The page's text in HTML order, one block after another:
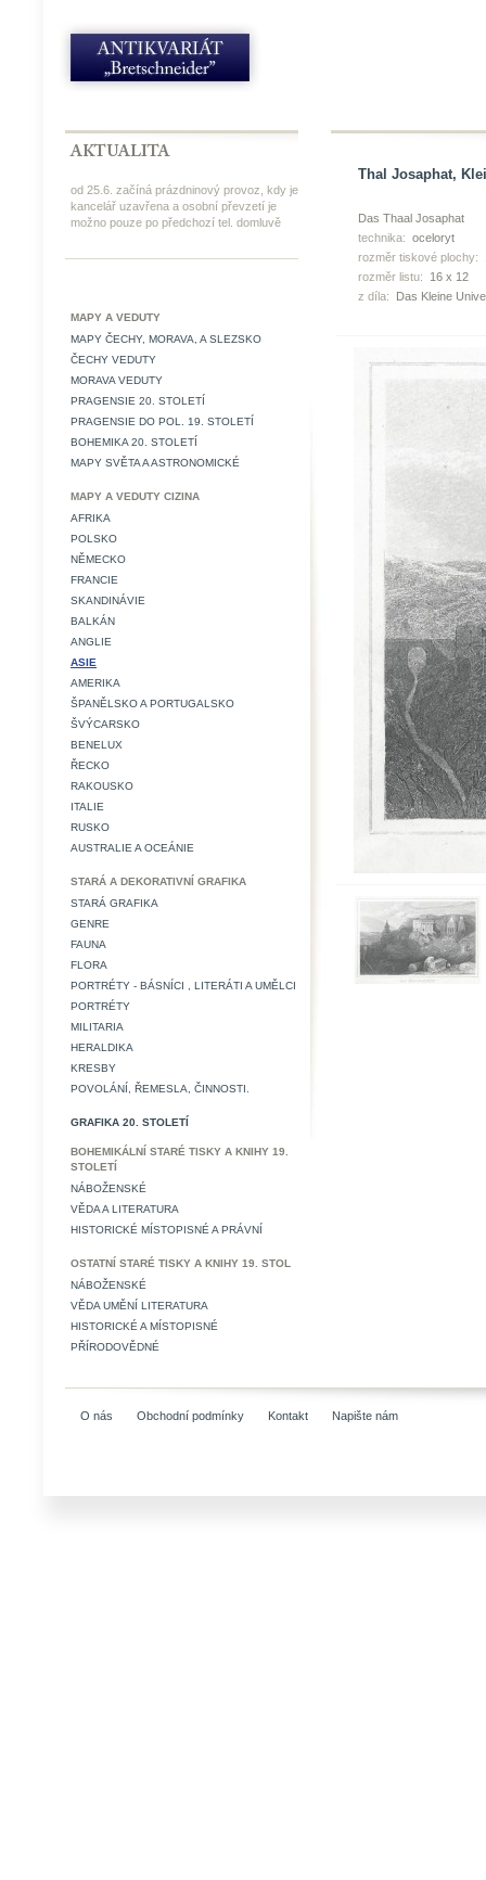
od 25.6. začíná prázdninový provoz, kdy je
kancelář uzavřena a osobní převzetí je
možno pouze po předchozí tel. domluvě
MAPY A VEDUTY
MAPY ČECHY, MORAVA, A SLEZSKO
ČECHY VEDUTY
MORAVA VEDUTY
PRAGENSIE 20. STOLETÍ
PRAGENSIE DO POL. 19. STOLETÍ
BOHEMIKA 20. STOLETÍ
MAPY SVĚTA A ASTRONOMICKÉ
MAPY A VEDUTY CIZINA
AFRIKA
POLSKO
NĚMECKO
FRANCIE
SKANDINÁVIE
BALKÁN
ANGLIE
ASIE
AMERIKA
ŠPANĚLSKO A PORTUGALSKO
ŠVÝCARSKO
BENELUX
ŘECKO
RAKOUSKO
ITALIE
RUSKO
AUSTRALIE A OCEÁNIE
STARÁ A DEKORATIVNÍ GRAFIKA
STARÁ GRAFIKA
GENRE
FAUNA
FLORA
PORTRÉTY - BÁSNÍCI , LITERÁTI A UMĚLCI
PORTRÉTY
MILITARIA
HERALDIKA
KRESBY
POVOLÁNÍ, ŘEMESLA, ČINNOSTI.
GRAFIKA 20. STOLETÍ
BOHEMIKÁLNÍ STARÉ TISKY A KNIHY 19.
STOLETÍ
NÁBOŽENSKÉ
VĚDA A LITERATURA
HISTORICKÉ MÍSTOPISNÉ A PRÁVNÍ
OSTATNÍ STARÉ TISKY A KNIHY 19. STOL
NÁBOŽENSKÉ
VĚDA UMĚNÍ LITERATURA
HISTORICKÉ A MÍSTOPISNÉ
PŘÍRODOVĚDNÉ
Thal Josaphat,
Das Thaal Josaphat
technika: oceloryt
rozměr tiskové plochy:
rozměr listu:
16 x 12
z díla:
Das Kleine
O nás Obchodní podmínky Kontakt Napište nám